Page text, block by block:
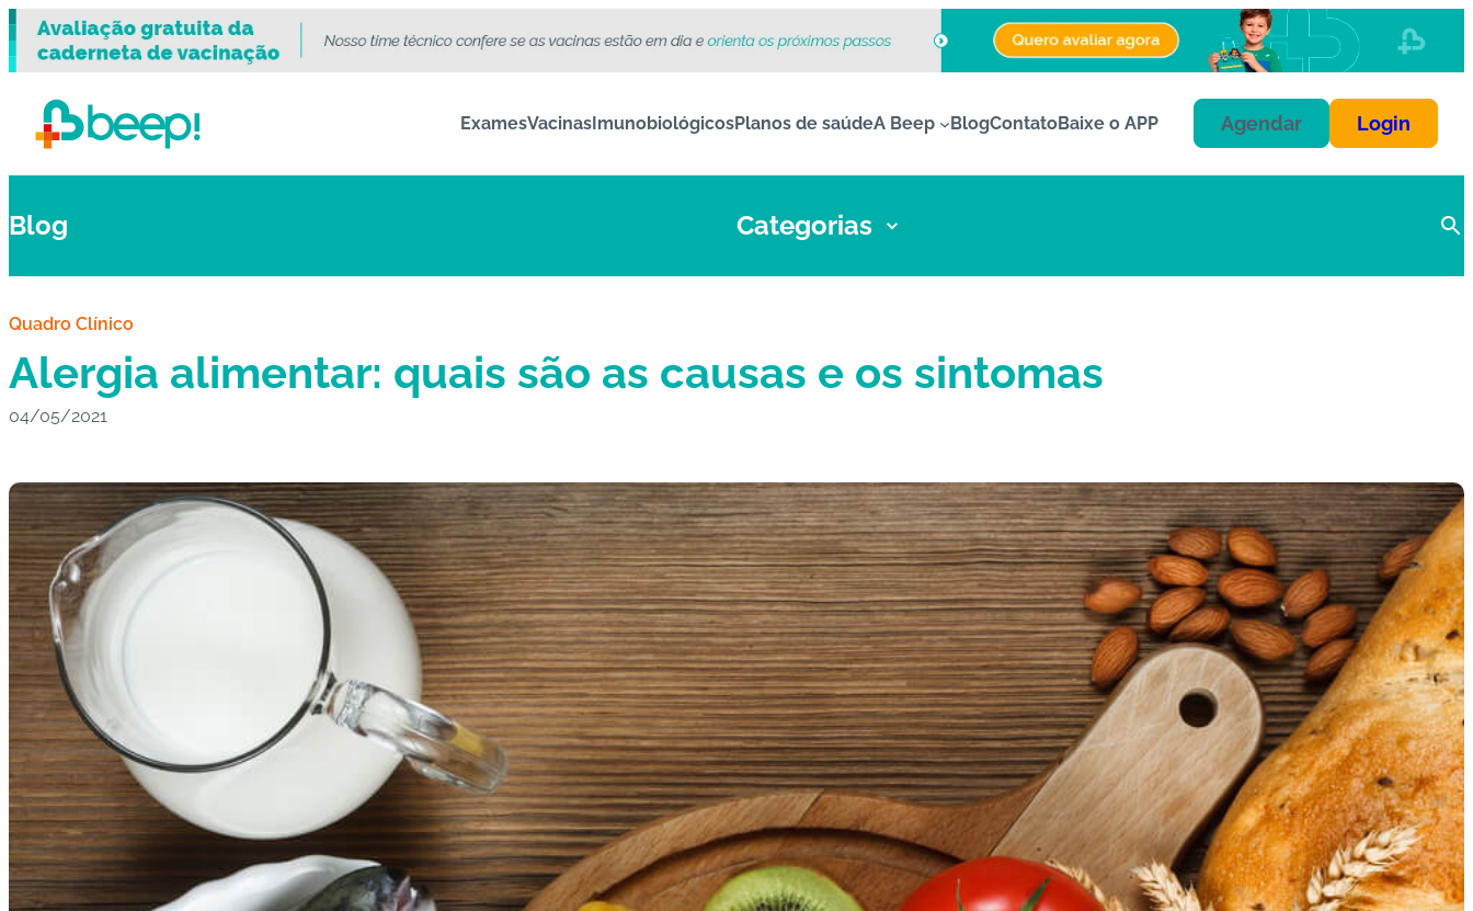
ExamesVacinasImunobiológicosPlanos de saúdeA Beep BlogContatoBaixe o APP Agendar Login
Blog Categorias
Quadro Clínico
Alergia alimentar: quais são as causas e os sintomas
04/05/2021